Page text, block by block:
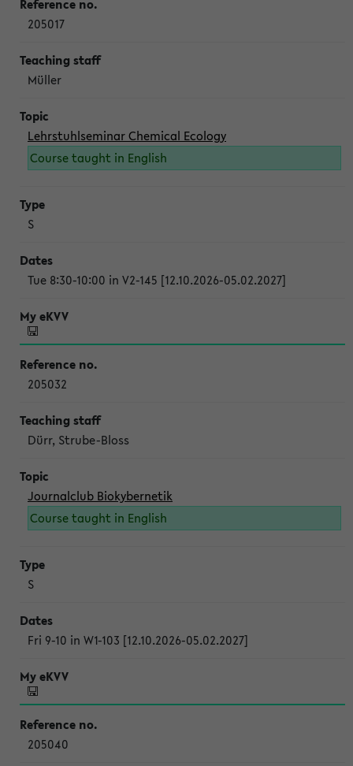
205017
Müller
Lehrstuhlseminar Chemical Ecology
Course taught in English
S
Tue 8:30-10:00 in V2-145 [12.10.2026-05.02.2027]
205032
Dürr, Strube-Bloss
Journalclub Biokybernetik
Course taught in English
S
Fri 9-10 in W1-103 [12.10.2026-05.02.2027]
205040